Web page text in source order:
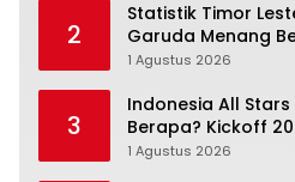
2
Statistik Timor
Garuda Menang
Angka Lebih Dulu
1 Agustus 2026
3
Indonesia All
Berapa? Kickoff
Nonton Resminya
1 Agustus 2026